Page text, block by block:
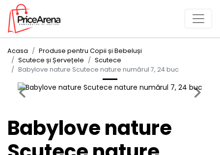
Acasa
Produse pentru Copii și Bebeluși
Scutece și Șervețele
Scutece
Babylove nature Scutece nature numărul 7, 24 buc
Previous Next
Babylove nature